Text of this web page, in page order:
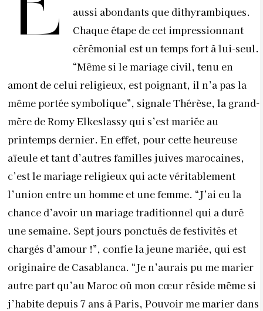
aussi abondants que dithyrambiques.
Chaque étape de cet impressionnant
cérémonial est un temps fort à lui-seul.
“Même si le mariage civil, tenu en
amont de celui religieux, est poignant, il n’a pas la
même portée symbolique”, signale Thérèse, la grand-
mère de Romy Elkeslassy qui s’est mariée au
printemps dernier. En effet, pour cette heureuse
aïeule et tant d’autres familles juives marocaines,
c’est le mariage religieux qui acte véritablement
l’union entre un homme et une femme. “J’ai eu la
chance d’avoir un mariage traditionnel qui a duré
une semaine. Sept jours ponctués de festivités et
chargés d’amour !”, confie la jeune mariée, qui est
originaire de Casablanca. “Je n’aurais pu me marier
autre part qu’au Maroc où mon cœur réside même si
j’habite depuis 7 ans à Paris, Pouvoir me marier dans